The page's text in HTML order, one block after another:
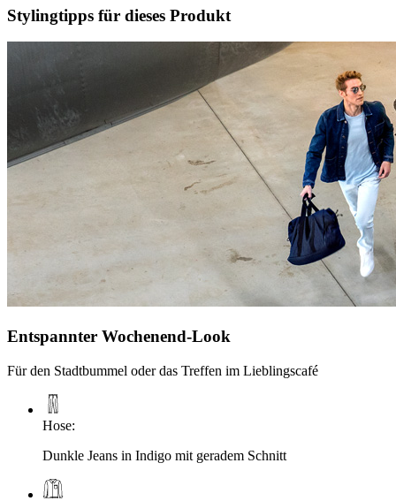
Stylingtipps für dieses Produkt
Entspannter Wochenend-Look
Für den Stadtbummel oder das Treffen im Lieblingscafé
Hose:
Dunkle Jeans in Indigo mit geradem Schnitt